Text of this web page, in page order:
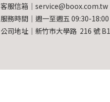
客服信箱｜service@boox.com.tw
服務時間｜週一至週五 09:30-18:00
公司地址｜新竹市大學路 216 號 B1